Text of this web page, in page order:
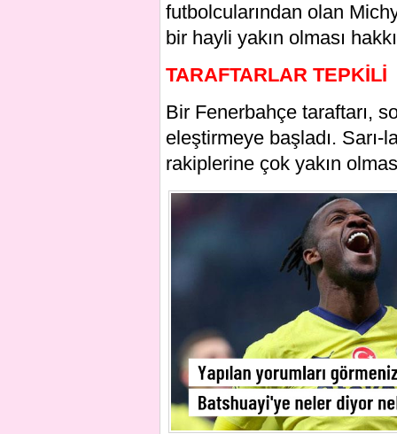
futbolcularından olan
bir hayli yakın olması
TARAFTARLAR TEPKİLİ
Bir Fenerbahçe taraftarı,
eleştirmeye başladı.
rakiplerine çok yakın